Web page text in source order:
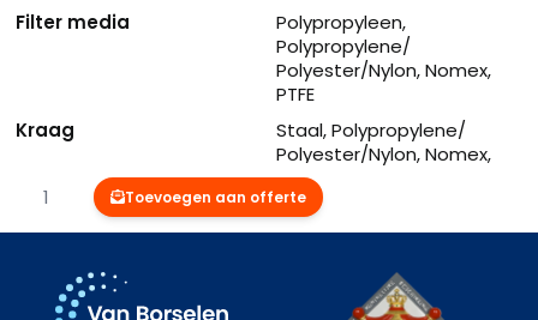
Filter media
Polypropyleen,
Polypropylene/
Polyester/Nylon, Nomex,
PTFE
Kraag
Staal, Polypropylene/
Polyester/Nylon, Nomex,
PTFE
Aantal Toevoegen aan offerte